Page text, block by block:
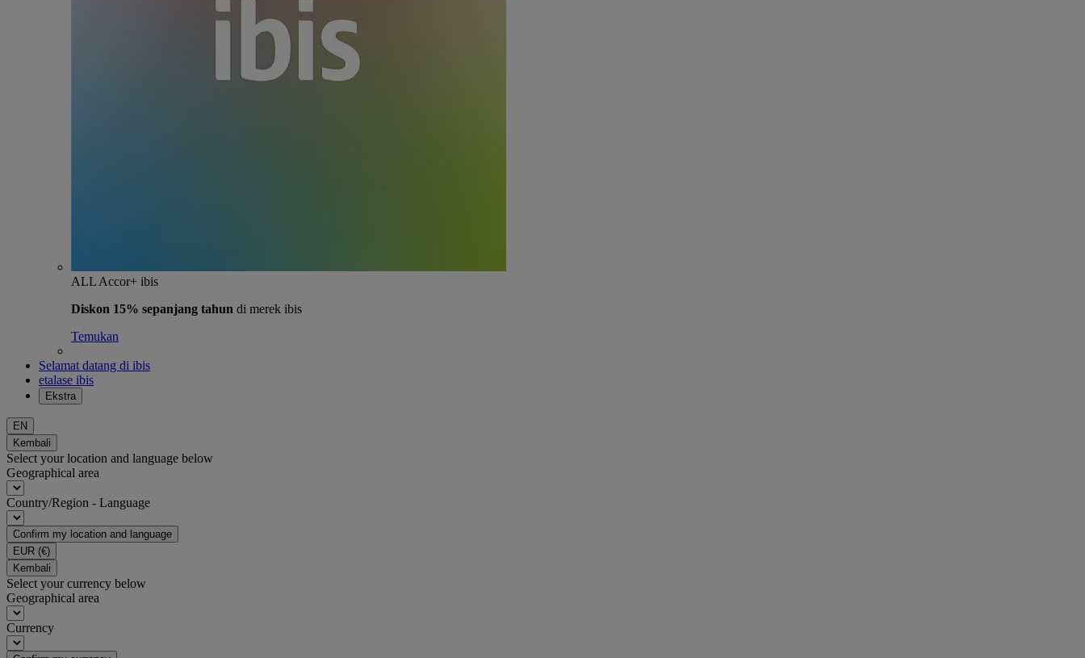
ALL Accor+ ibis
Diskon 15% sepanjang tahun di merek ibis
Temukan
Selamat datang di ibis
etalase ibis
Ekstra
EN
Kembali
Select your location and language below
Geographical area
Country/Region - Language
Confirm my location and language
EUR (€)
Kembali
Select your currency below
Geographical area
Currency